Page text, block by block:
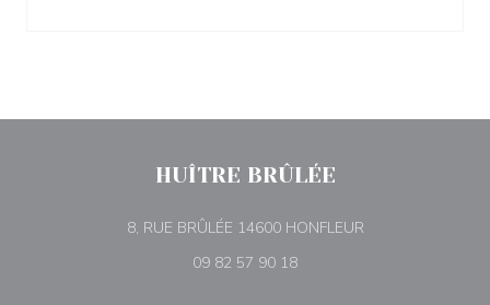
HUÎTRE BRÛLÉE
8, RUE BRÛLÉE 14600 HONFLEUR((apre una nuova
09 82 57 90 18